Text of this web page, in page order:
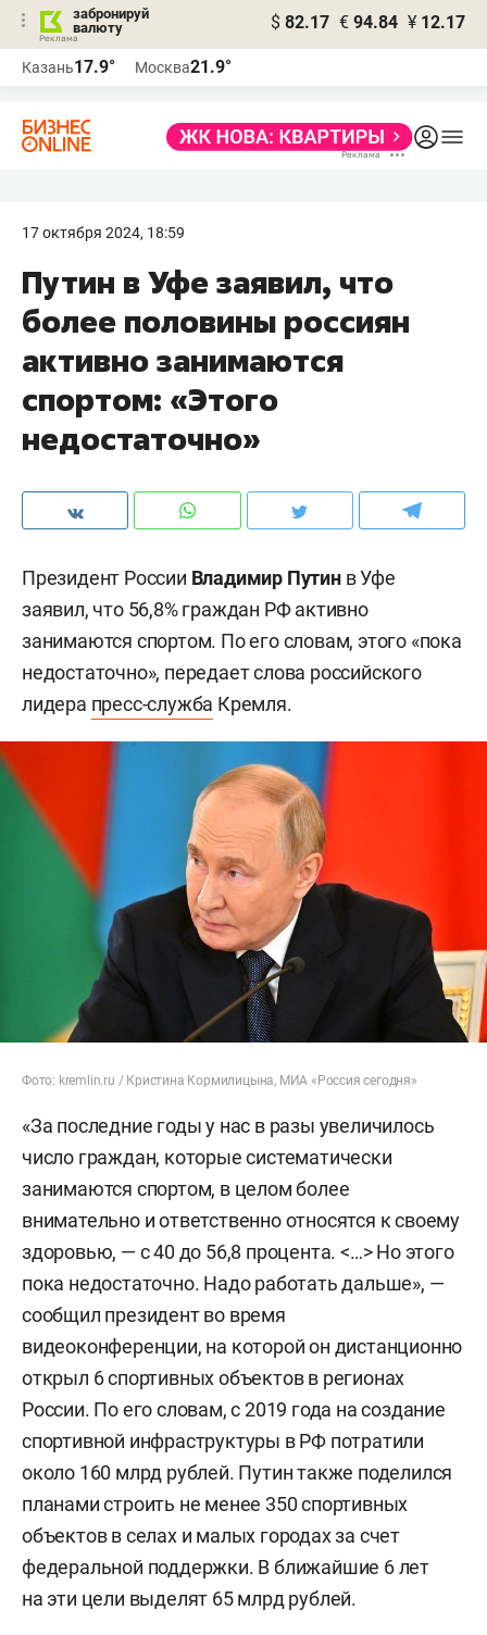
забронируй
валюту
$ 82.17 € 94.84 ¥ 12.17
Казань17.9° Москва21.9°
17 октября 2024, 18:59
Путин в Уфе заявил, что
более половины россиян
активно занимаются
спортом: «Этого
недостаточно»
Президент России Владимир Путинв Уфе
заявил, что 56,8% граждан РФ активно
занимаются спортом. По его словам, этого «пока
недостаточно», передает слова российского
лидера пресс-служба Кремля.
Фото: kremlin.ru / Кристина Кормилицына, МИА «Россия сегодня»
«За последние годы у нас в разы увеличилось
число граждан, которые систематически
занимаются спортом, в целом более
внимательно и ответственно относятся к своему
здоровью, — с 40 до 56,8 процента. <…> Но этого
пока недостаточно. Надо работать дальше», —
сообщил президент во время
видеоконференции, на которой он дистанционно
открыл 6 спортивных объектов в регионах
России. По его словам, с 2019 года на создание
спортивной инфраструктуры в РФ потратили
около 160 млрд рублей. Путин также поделился
планами строить не менее 350 спортивных
объектов в селах и малых городах за счет
федеральной поддержки. В ближайшие 6 лет
на эти цели выделят 65 млрд рублей.